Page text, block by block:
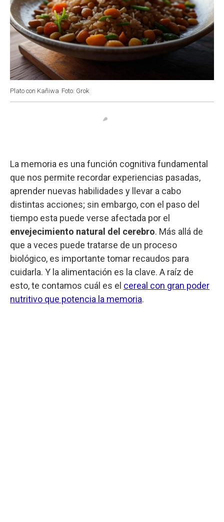
Plato con Kañiwa Foto: Grok
La memoria es una función cognitiva fundamental
que nos permite recordar experiencias pasadas,
aprender nuevas habilidades y llevar a cabo
distintas acciones; sin embargo, con el paso del
tiempo esta puede verse afectada por el
envejecimiento natural del cerebro. Más allá de
que a veces puede tratarse de un proceso
biológico, es importante tomar recaudos para
cuidarla. Y la alimentación es la clave. A raíz de
esto, te contamos cuál es el cereal con gran poder
nutritivo que potencia la memoria.